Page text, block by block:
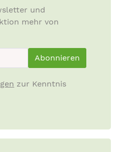
und
mehr von
Abonnieren
zur Kenntnis